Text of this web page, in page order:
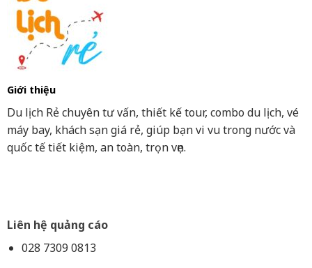
Giới thiệu
Du lịch Rẻ chuyên tư vấn, thiết kế tour, combo du lịch, vé
máy bay, khách sạn giá rẻ, giúp bạn vi vu trong nước và
quốc tế tiết kiệm, an toàn, trọn vẹn.
Liên hệ quảng cáo
028 7309 0813